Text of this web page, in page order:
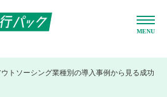
トソーシング業種別の導入事例から見る成功